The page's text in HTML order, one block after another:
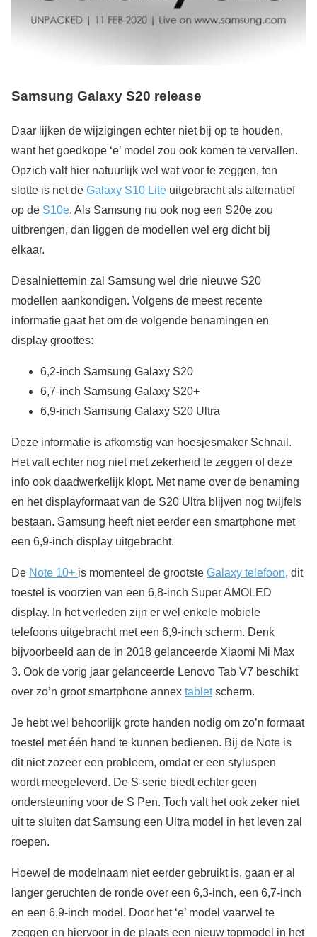
Samsung Galaxy S20 release
Daar lijken de wijzigingen echter niet bij op te houden,
want het goedkope ‘e’ model zou ook komen te vervallen.
Opzich valt hier natuurlijk wel wat voor te zeggen, ten
slotte is net de Galaxy S10 Lite uitgebracht als alternatief
op de S10e. Als Samsung nu ook nog een S20e zou
uitbrengen, dan liggen de modellen wel erg dicht bij
elkaar.
Desalniettemin zal Samsung wel drie nieuwe S20
modellen aankondigen. Volgens de meest recente
informatie gaat het om de volgende benamingen en
display groottes:
6,2-inch Samsung Galaxy S20
6,7-inch Samsung Galaxy S20+
6,9-inch Samsung Galaxy S20 Ultra
Deze informatie is afkomstig van hoesjesmaker Schnail.
Het valt echter nog niet met zekerheid te zeggen of deze
info ook daadwerkelijk klopt. Met name over de benaming
en het displayformaat van de S20 Ultra blijven nog twijfels
bestaan. Samsung heeft niet eerder een smartphone met
een 6,9-inch display uitgebracht.
De Note 10+ is momenteel de grootste Galaxy telefoon, dit
toestel is voorzien van een 6,8-inch Super AMOLED
display. In het verleden zijn er wel enkele mobiele
telefoons uitgebracht met een 6,9-inch scherm. Denk
bijvoorbeeld aan de in 2018 gelanceerde Xiaomi Mi Max
3. Ook de vorig jaar gelanceerde Lenovo Tab V7 beschikt
over zo’n groot smartphone annex tabletscherm.
Je hebt wel behoorlijk grote handen nodig om zo’n formaat
toestel met één hand te kunnen bedienen. Bij de Note is
dit niet zozeer een probleem, omdat er een styluspen
wordt meegeleverd. De S-serie biedt echter geen
ondersteuning voor de S Pen. Toch valt het ook zeker niet
uit te sluiten dat Samsung een Ultra model in het leven zal
roepen.
Hoewel de modelnaam niet eerder gebruikt is, gaan er al
langer geruchten de ronde over een 6,3-inch, een 6,7-inch
en een 6,9-inch model. Door het ‘e’ model vaarwel te
zeggen en hiervoor in de plaats een nieuw topmodel in het